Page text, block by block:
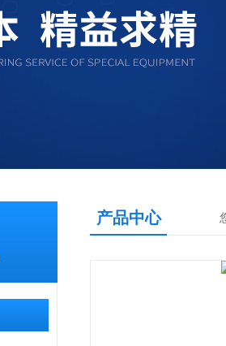
产品中心